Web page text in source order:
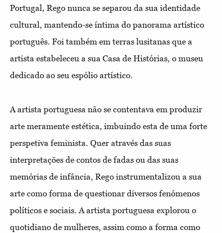
Portugal, Rego nunca se separou da sua identidade
cultural, mantendo-se íntima do panorama artístico
português. Foi também em terras lusitanas que a
artista estabeleceu a sua Casa de Histórias, o museu
dedicado ao seu espólio artístico.
A artista portuguesa não se contentava em produzir
arte meramente estética, imbuindo esta de uma forte
perspetiva feminista. Quer através das suas
interpretações de contos de fadas ou das suas
memórias de infância, Rego instrumentalizou a sua
arte como forma de questionar diversos fenómenos
políticos e sociais. A artista portuguesa explorou o
quotidiano de mulheres, assim como a forma como